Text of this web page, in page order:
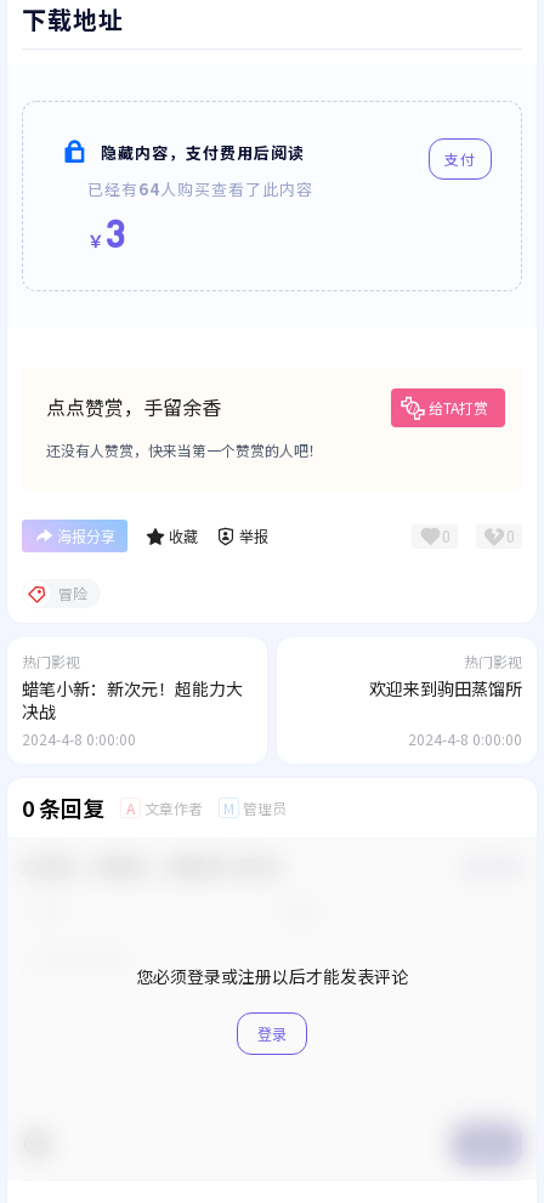
下载地址
隐藏内容，支付费用后阅读
已经有64人购买查看了此内容
￥ 3
支付
点点赞赏，手留余香 给TA打赏
还没有人赞赏，快来当第一个赞赏的人吧！
海报分享 收藏 举报 0 0
冒险
热门影视
蜡笔小新：新次元！超能力大
决战
2024-4-8 0:00:00
热门影视
欢迎来到驹田蒸馏所
2024-4-8 0:00:00
0 条回复 A 文章作者 M 管理员
您必须登录或注册以后才能发表评论
登录